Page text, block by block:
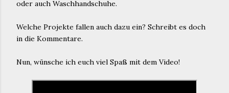
oder auch Waschhandschuhe.
Welche Projekte fallen auch dazu ein? Schreibt es doch
in die Kommentare.
Nun, wünsche ich euch viel Spaß mit dem Video!